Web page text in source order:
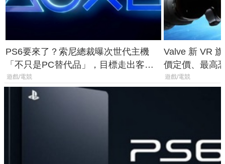
PS6要來了？索尼總裁曝次世代主機
「不只是PC替代品」，目標走出客
廳、進軍電競桌面
遊戲/電競
Valve 新 VR
價定價、最高
遊戲/電競